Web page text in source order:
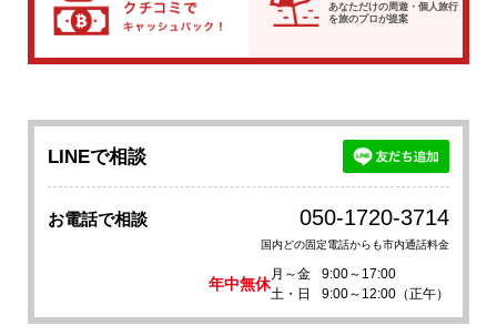
あなただけの周遊・個人旅行
を旅のプロが提案
LINEで相談
お電話で相談 050-1720-3714
国内どの固定電話からも市内通話料金
年中無休
月～金
9:00～17:00
土・日
9:00～12:00（正午）